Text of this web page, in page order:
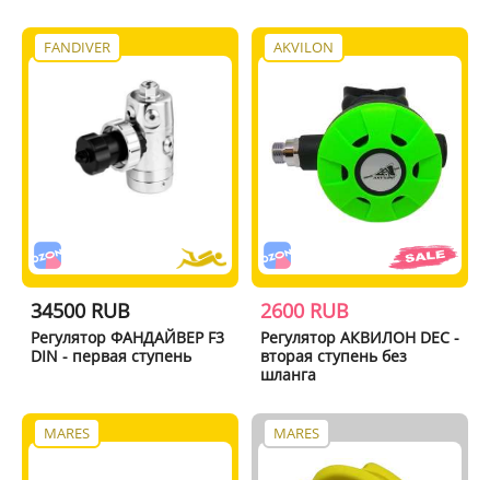
FANDIVER
34500 RUB
Регулятор ФАНДАЙВЕР F3
DIN - первая ступень
AKVILON
2600 RUB
Регулятор АКВИЛОН DEC -
вторая ступень без
шланга
MARES MARES